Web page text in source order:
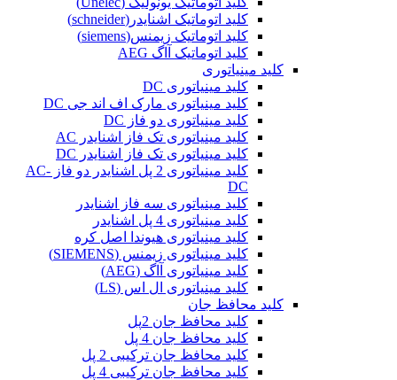
کلید اتوماتیک اشنایدر(schneider)
کلید اتوماتیک زیمنس(siemens)
کلید اتوماتیک آاگ AEG
کلید مینیاتوری
کلید مینیاتوری DC
کلید مینیاتوری مارک اف اند جی DC
کلید مینیاتوری دو فاز DC
کلید مینیاتوری تک فاز اشنایدر AC
کلید مینیاتوری تک فاز اشنایدر DC
کلید مینیاتوری 2 پل اشنایدر دو فاز AC-
DC
کلید مینیاتوری سه فاز اشنایدر
کلید مینیاتوری 4 پل اشنایدر
کلید مینیاتوری هیوندا اصل کره
کلید مینیاتوری زیمنس (SIEMENS)
کلید مینیاتوری آاگ (AEG)
کلید مینیاتوری ال اس (LS)
کلید محافظ جان
کلید محافظ جان 2پل
کلید محافظ جان 4 پل
کلید محافظ جان ترکیبی 2 پل
کلید محافظ جان ترکیبی 4 پل